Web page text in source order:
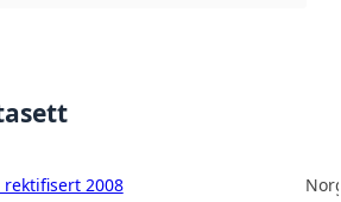
rektifisert 2008